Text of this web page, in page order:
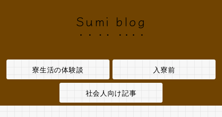
Sumi blog
寮生活の体験談 入寮前
社会人向け記事